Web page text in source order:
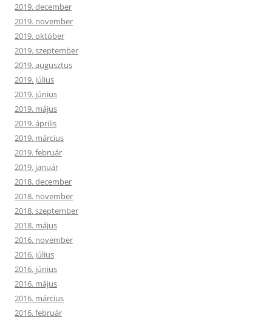
2019. december
2019. november
2019. október
2019. szeptember
2019. augusztus
2019. július
2019. június
2019. május
2019. április
2019. március
2019. február
2019. január
2018. december
2018. november
2018. szeptember
2018. május
2016. november
2016. július
2016. június
2016. május
2016. március
2016. február